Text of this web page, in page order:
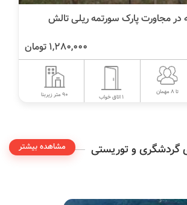
در مجاورت پارک سورتمه ریلی تالش
1,280,000 تومان
تا 8 مهمان
1 اتاق خواب 90 متر زیربنا
گردشگری و توریستی مشاهده بیشتر